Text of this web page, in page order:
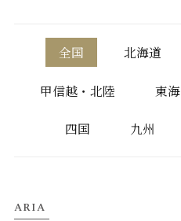
全国 北海道
甲信越・北陸 東海
四国 九州
ARIA